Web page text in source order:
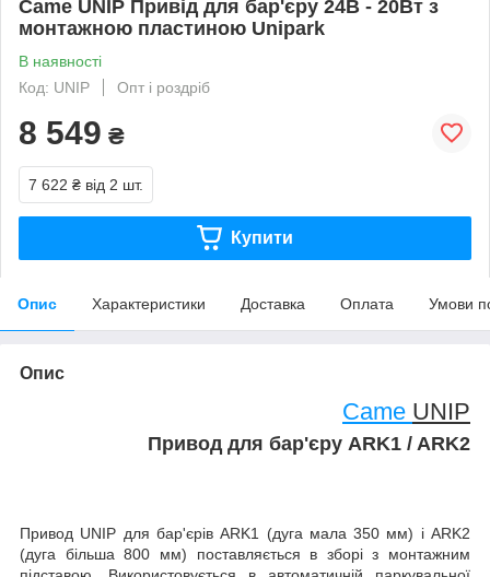
Came UNIP Привід для бар'єру 24В - 20Вт з
монтажною пластиною Unipark
В наявності
Код: UNIP
Опт і роздріб
8 549 ₴
7 622 ₴ від 2 шт.
Купити
Опис Характеристики Доставка Оплата Умови
Опис
Came UNIP
Привод для бар'єру ARK1 / ARK2
Привод UNIP для бар'єрів ARK1 (дуга мала 350 мм) і ARK2
(дуга більша 800 мм) поставляється в зборі з монтажним